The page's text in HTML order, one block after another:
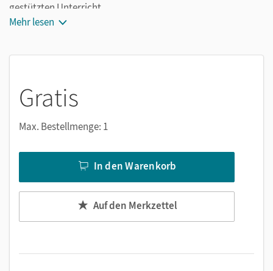
gestützten Unterricht.
Das Workbook als E-Book mit Medien enthält
Lernen. Kein Medienwechsel mehr, kein zeitaufwendiges
Suchen.
Außerdem bietet das Workbook als E-Book viele digitale
Markierungen und Lesezeichen setzen, zoomen. Alternativ
zur Texteingabe ist die handschriftliche Bearbeitung mit
einem Tabletstift möglich.
Mehr lesen
Gratis
Max. Bestellmenge: 1
In den Warenkorb
Auf den Merkzettel